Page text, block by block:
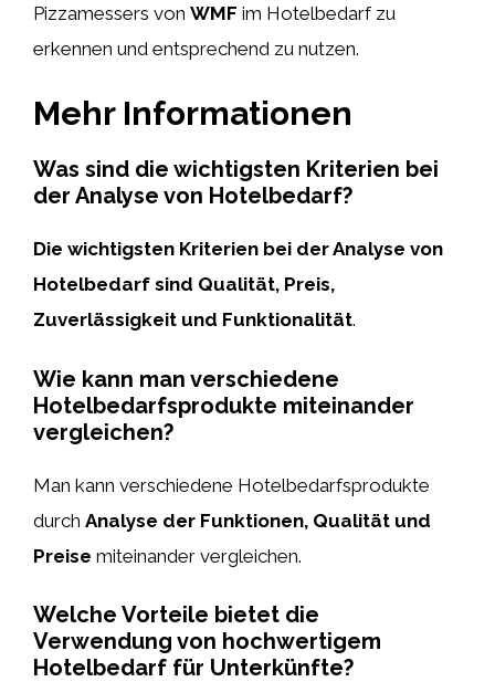
Pizzamessers von WMF im Hotelbedarf zu
erkennen und entsprechend zu nutzen.
Mehr Informationen
Was sind die wichtigsten Kriterien bei
der Analyse von Hotelbedarf?
Die wichtigsten Kriterien bei der Analyse von
Hotelbedarf sind Qualität, Preis,
Zuverlässigkeit und Funktionalität.
Wie kann man verschiedene
Hotelbedarfsprodukte miteinander
vergleichen?
Man kann verschiedene Hotelbedarfsprodukte
durch Analyse der Funktionen, Qualität und
Preise miteinander vergleichen.
Welche Vorteile bietet die
Verwendung von hochwertigem
Hotelbedarf für Unterkünfte?